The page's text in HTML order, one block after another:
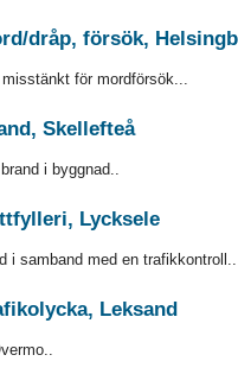
dråp, försök,
för mordförsök...
Skellefteå
i byggnad..
Lycksele
i samband med en trafikkontroll..
Leksand